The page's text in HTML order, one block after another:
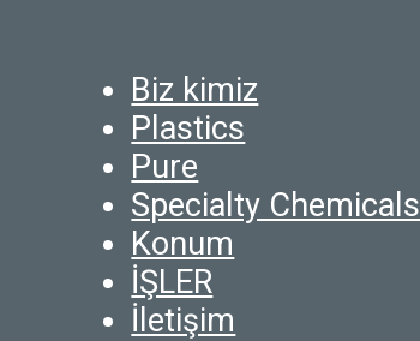
Biz kimiz
Plastics
Pure
Specialty Chemicals
Konum
İŞLER
İletişim